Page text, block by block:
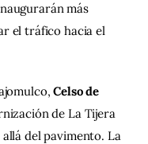
más
el tráfico hacia el
Celso de
de La Tijera
allá del pavimento. La